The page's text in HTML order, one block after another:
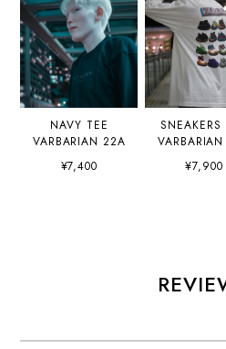
NAVY TEE
VARBARIAN 22A
¥7,400
SNEAKERS
¥7,900